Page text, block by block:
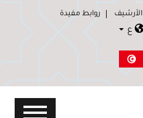
الأرشيف روابط مفيدة
ع